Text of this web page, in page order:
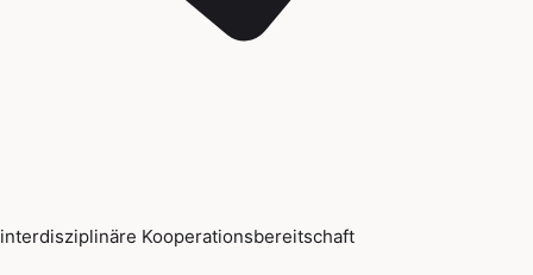
interdisziplinäre Kooperationsbereitschaft